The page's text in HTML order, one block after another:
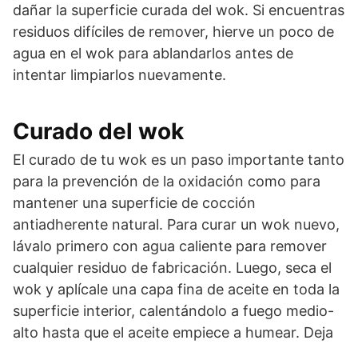
dañar la superficie curada del wok. Si encuentras
residuos difíciles de remover, hierve un poco de
agua en el wok para ablandarlos antes de
intentar limpiarlos nuevamente.
Curado del wok
El curado de tu wok es un paso importante tanto
para la prevención de la oxidación como para
mantener una superficie de cocción
antiadherente natural. Para curar un wok nuevo,
lávalo primero con agua caliente para remover
cualquier residuo de fabricación. Luego, seca el
wok y aplícale una capa fina de aceite en toda la
superficie interior, calentándolo a fuego medio-
alto hasta que el aceite empiece a humear. Deja